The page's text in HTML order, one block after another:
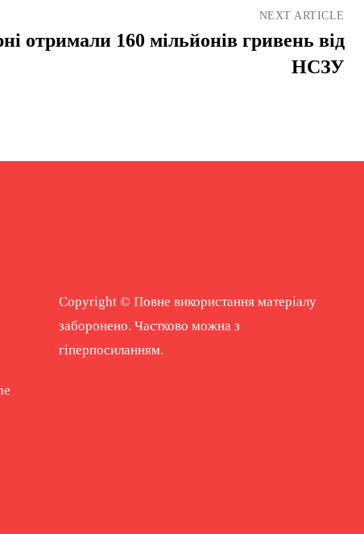
NEXT ARTICLE
отримали 160 мільйонів гривень від
НСЗУ
Copyright © Повне використання матеріалу
заборонено. Частково можна з
гіперпосиланням.